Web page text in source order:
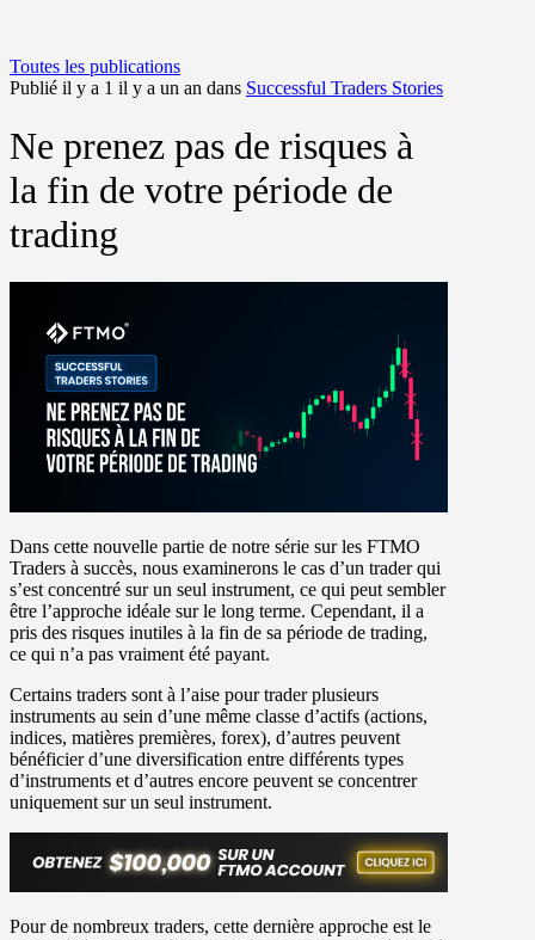
Toutes les publications
Publié il y a 1 il y a un an dans Successful Traders Stories
Ne prenez pas de risques à
la fin de votre période de
trading
Dans cette nouvelle partie de notre série sur les FTMO
Traders à succès, nous examinerons le cas d’un trader qui
s’est concentré sur un seul instrument, ce qui peut sembler
être l’approche idéale sur le long terme. Cependant, il a
pris des risques inutiles à la fin de sa période de trading,
ce qui n’a pas vraiment été payant.
Certains traders sont à l’aise pour trader plusieurs
instruments au sein d’une même classe d’actifs (actions,
indices, matières premières, forex), d’autres peuvent
bénéficier d’une diversification entre différents types
d’instruments et d’autres encore peuvent se concentrer
uniquement sur un seul instrument.
Pour de nombreux traders, cette dernière approche est le